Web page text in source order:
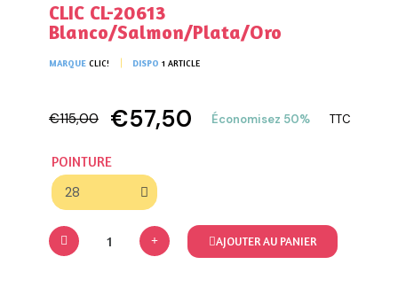
CLIC CL-20613
Blanco/Salmon/Plata/Oro
MARQUE CLIC! DISPO 1 ARTICLE
€115,00 €57,50 Économisez 50% TTC
POINTURE
AJOUTER AU PANIER